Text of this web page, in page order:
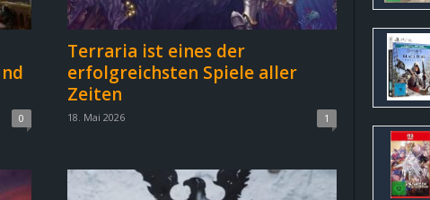
0
Terraria ist eines der
erfolgreichsten Spiele aller
Zeiten
18. Mai 2026 1